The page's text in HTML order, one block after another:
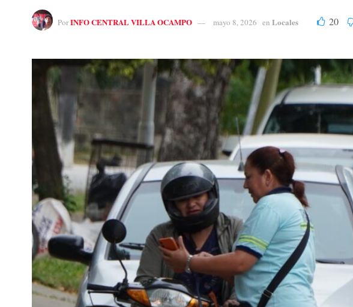
PorINFO CENTRAL VILLA OCAMPO mayo 8, 2026 en Locales 20